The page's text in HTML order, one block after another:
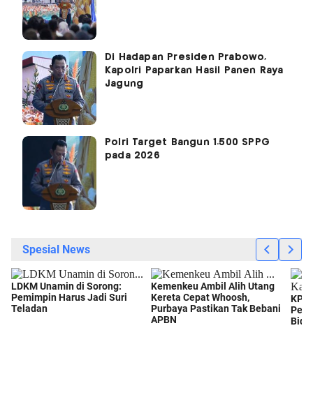
Di Hadapan Presiden Prabowo,
Kapolri Paparkan Hasil Panen Raya
Jagung
Polri Target Bangun 1.500 SPPG
pada 2026